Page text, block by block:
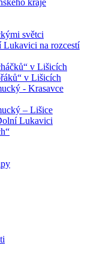
kraje
světci
na rozcestí
v Lišicích
v Lišicích
- Krasavce
– Lišice
Lukavici